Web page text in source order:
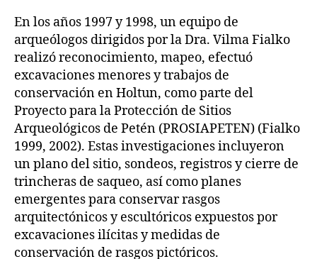
En los años 1997 y 1998, un equipo de
arqueólogos dirigidos por la Dra. Vilma Fialko
realizó reconocimiento, mapeo, efectuó
excavaciones menores y trabajos de
conservación en Holtun, como parte del
Proyecto para la Protección de Sitios
Arqueológicos de Petén (PROSIAPETEN) (Fialko
1999, 2002). Estas investigaciones incluyeron
un plano del sitio, sondeos, registros y cierre de
trincheras de saqueo, así como planes
emergentes para conservar rasgos
arquitectónicos y escultóricos expuestos por
excavaciones ilícitas y medidas de
conservación de rasgos pictóricos.